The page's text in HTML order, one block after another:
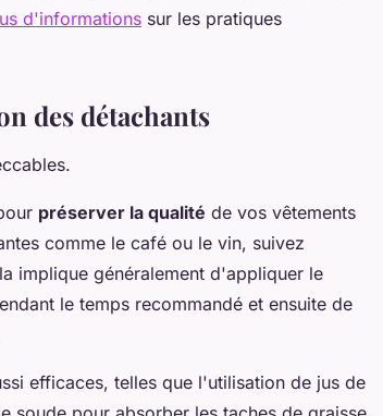
d'informations sur les pratiques
des détachants
préserver la qualité de vos vêtements
comme le café ou le vin, suivez
implique généralement d'appliquer le
le temps recommandé et ensuite de
efficaces, telles que l'utilisation de jus de